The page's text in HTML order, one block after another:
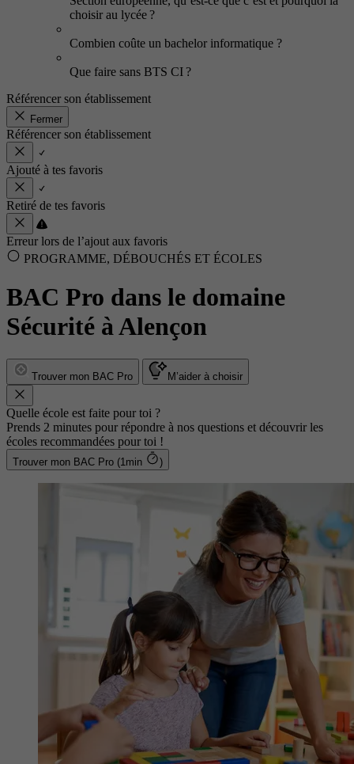
choisir au lycée ?
Combien coûte un bachelor informatique ?
Que faire sans BTS CI ?
Référencer son établissement
Fermer
Référencer son établissement
Ajouté à tes favoris
Retiré de tes favoris
Erreur lors de l’ajout aux favoris
PROGRAMME, DÉBOUCHÉS ET ÉCOLES
BAC Pro dans le domaine
Sécurité à Alençon
Trouver mon BAC Pro M’aider à choisir
Quelle école est faite pour toi ?
Prends 2 minutes pour répondre à nos questions et découvrir les
écoles recommandées pour toi !
Trouver mon BAC Pro (1min )